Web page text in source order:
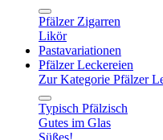
Pfälzer Zigarren
Likör
Pastavariationen
Pfälzer Leckereien
Zur Kategorie Pfälzer
Typisch Pfälzisch
Gutes im Glas
Süßes!